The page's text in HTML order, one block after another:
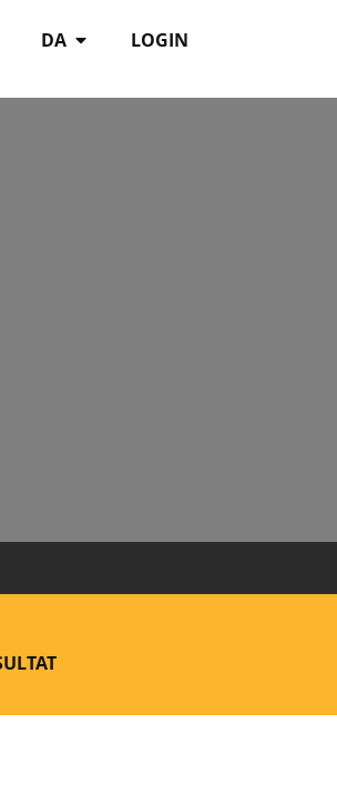
LOGIN
DA